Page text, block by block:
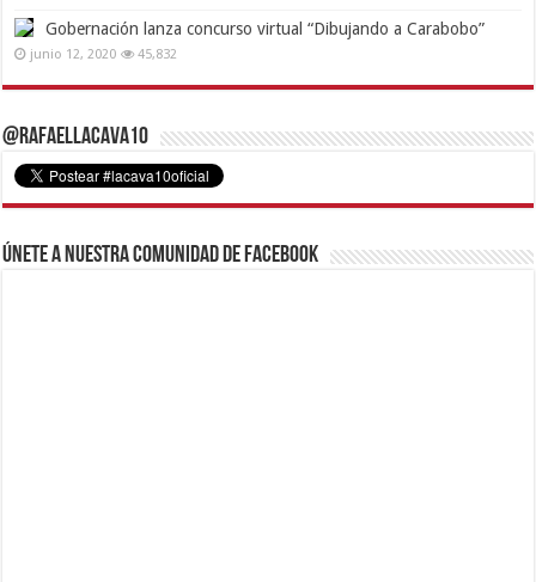
Gobernación lanza concurso virtual “Dibujando a Carabobo”
junio 12, 2020 45,832
@RafaelLacava10
Únete a nuestra comunidad de Facebook